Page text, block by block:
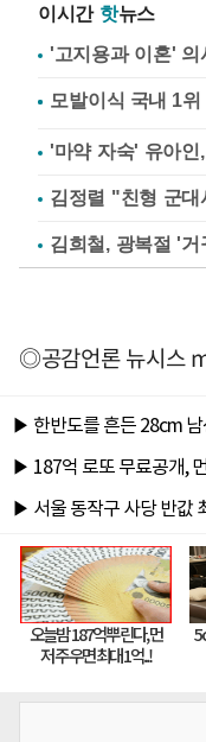
이시간 핫뉴스
'고지용과 이혼' 의
'마약 자숙' 유아인
김정렬 "친형 군
김희철, 광복절 '
◎공감언론 뉴시스